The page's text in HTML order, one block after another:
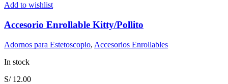
Add to wishlist
Accesorio Enrollable Kitty/Pollito
Adornos para Estetoscopio, Accesorios Enrollables
In stock
S/12.00